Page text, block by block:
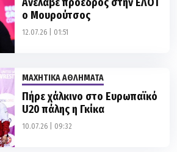
12.07.26 | 01:51
U20 πάλης η Γκίκα
10.07.26 | 09:32